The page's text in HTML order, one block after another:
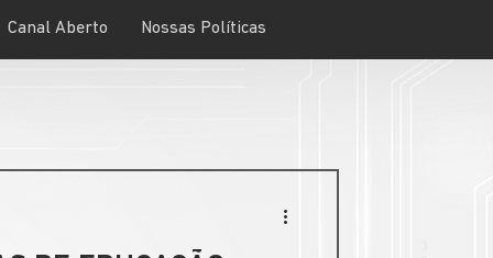
Canal Aberto Nossas Políticas